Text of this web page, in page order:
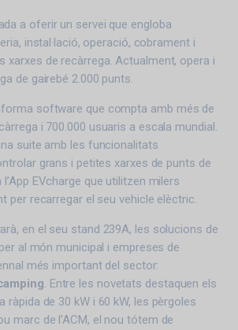
a oferir un servei que engloba
instal·lació, operació, cobrament i
xarxes de recàrrega. Actualment, opera i
de gairebé 2.000 punts.
software que compta amb més de
i 700.000 usuaris a escala mundial.
suite amb les funcionalitats
grans i petites xarxes de punts de
EVcharge que utilitzen milers
per recarregar el seu vehicle elèctric.
en el seu stand 239A, les solucions de
al món municipal i empreses de
més important del sector:
. Entre les novetats destaquen els
ràpida de 30 kW i 60 kW, les pèrgoles
marc de l’ACM, el nou tótem de